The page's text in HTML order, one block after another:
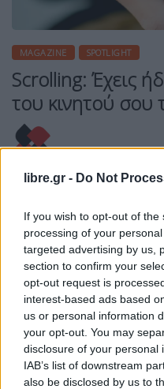
libre.gr - Do Not
If you wish to opt-out of
processing of your
targeted advertising by us,
section to confirm your
opt-out request is
interest-based ads based
us or personal information
your opt-out. You may
disclosure of your personal
IAB’s list of downstream
also be disclosed by us to
MAGAZINE SPOTLIGHT
Scrolling: Έχεις
του κινητού σου
Η Συντακτική ομάδα του Libre
Το ότι
έναν εθισμό με τη
τηλεφώνου (και
συσκευών) είναι
κανείς. Πρέπει να
σχεδόν άπαντες)
τηλέφωνά μας, ειδικά
αναζητούμε κάτι
ΠΕΡΙΣΣΌΤΕΡΑ ...